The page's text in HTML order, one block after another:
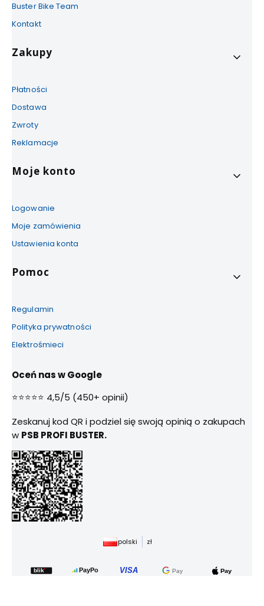
Buster Bike Team
Kontakt
Zakupy
Płatności
Dostawa
Zwroty
Reklamacje
Moje konto
Logowanie
Moje zamówienia
Ustawienia konta
Pomoc
Regulamin
Polityka prywatności
Elektrośmieci
Oceń nas w Google
⭐⭐⭐⭐⭐ 4,5/5 (450+ opinii)
Zeskanuj kod QR i podziel się swoją opinią o zakupach
w PSB PROFI BUSTER.
polski zł